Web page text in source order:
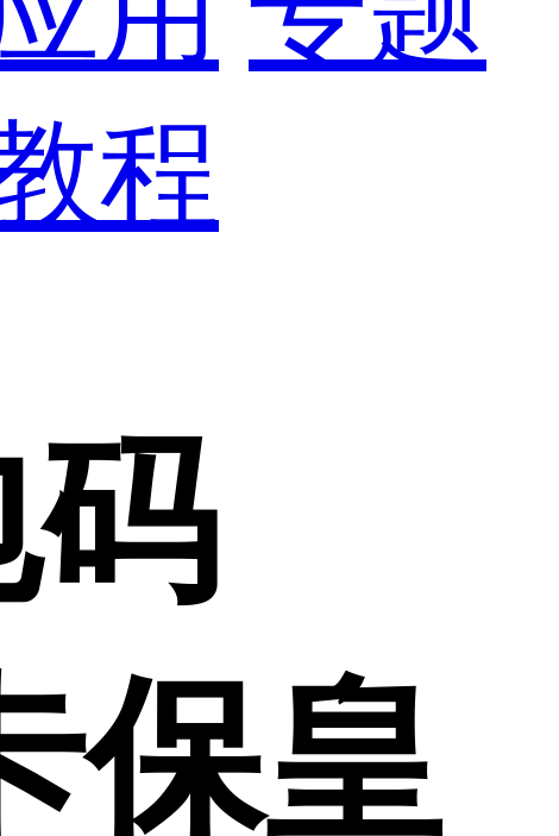
程
保皇